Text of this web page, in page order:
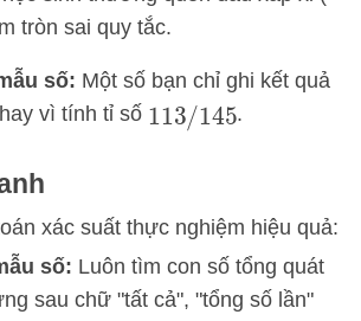
tròn sai quy tắc.
số: Một số bạn chỉ ghi kết quả
vì tính tỉ số 113/ 145.
xác suất thực nghiệm hiệu quả:
số: Luôn tìm con số tổng quát
sau chữ "tất cả", "tổng số lần"